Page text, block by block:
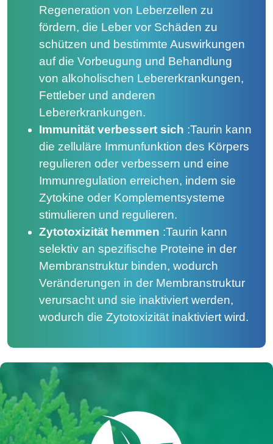
Regeneration von Leberzellen zu
fördern, die Leber vor Schäden zu
schützen und bestimmte Auswirkungen
auf die Vorbeugung und Behandlung
von alkoholischen Lebererkrankungen,
Fettleber und anderen
Lebererkrankungen.
Immunität verbessert sich :Taurin kann
die zelluläre Immunfunktion des Körpers
regulieren oder verbessern und eine
Immunregulation erreichen, indem sie
Zytokine oder Komplementsysteme
stimulieren und regulieren.
Zytotoxizität hemmen :Taurin kann
selektiv an spezifische Proteine ​​in der
Membranstruktur binden, wodurch
Veränderungen in der Membranstruktur
verursacht und sie inaktiviert werden,
wodurch die Zytotoxizität inaktiviert wird.